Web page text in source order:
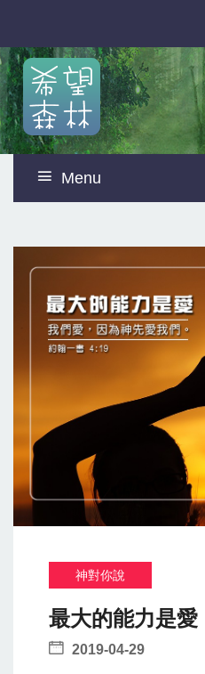
Menu
神對你說
最大的能力是愛
2019-04-29